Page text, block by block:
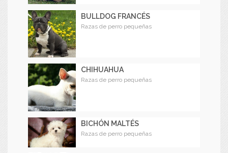
BULLDOG FRANCÉS
Razas de perro pequeñas
CHIHUAHUA
Razas de perro pequeñas
BICHÓN MALTÉS
Razas de perro pequeñas